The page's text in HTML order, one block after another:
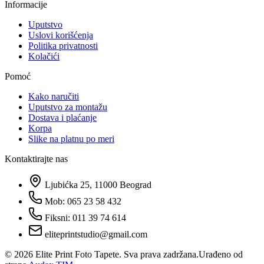
Informacije
Uputstvo
Uslovi korišćenja
Politika privatnosti
Kolačići
Pomoć
Kako naručiti
Uputstvo za montažu
Dostava i plaćanje
Korpa
Slike na platnu po meri
Kontaktirajte nas
Ljubićka 25, 11000 Beograd
Mob: 065 23 58 432
Fiksni: 011 39 74 614
eliteprintstudio@gmail.com
© 2026 Elite Print Foto Tapete. Sva prava zadržana.Urađeno od